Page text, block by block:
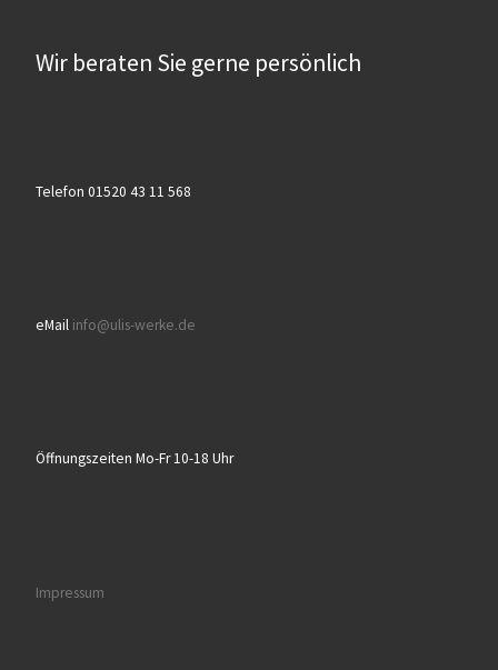
Wir beraten Sie gerne persönlich
Telefon 01520 43 11 568
eMail info@ulis-werke.de
Öffnungszeiten Mo-Fr 10-18 Uhr
Impressum